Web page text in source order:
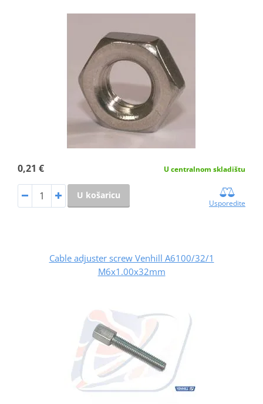
0,21 € U centralnom skladištu
U košaricu
Usporedite
Cable adjuster screw Venhill A6100/32/1
M6x1.00x32mm